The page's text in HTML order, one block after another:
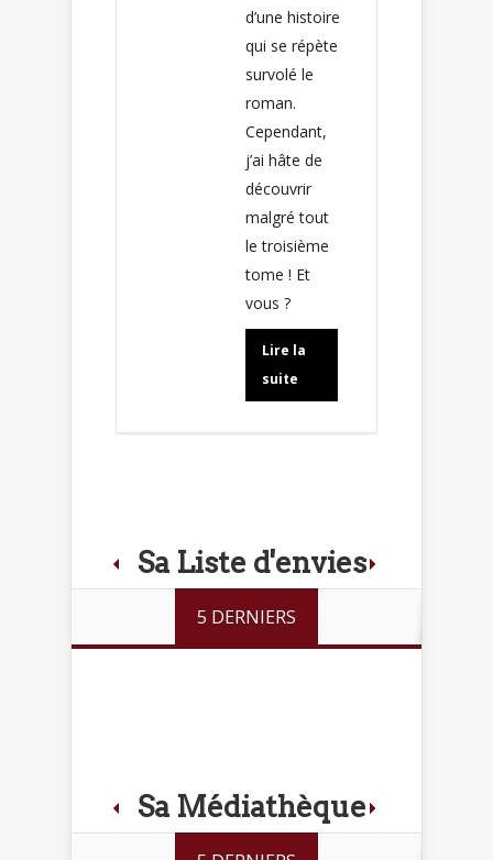
d’une histoire
qui se répète
survolé le
roman.
Cependant,
j’ai hâte de
découvrir
malgré tout
le troisième
tome ! Et
vous ?
Lire la
suite
Sa Liste d'envies
5 DERNIERS
Sa Médiathèque